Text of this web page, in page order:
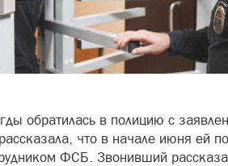
обратилась в полицию с
что в начале июня ей
ФСБ. Звонивший